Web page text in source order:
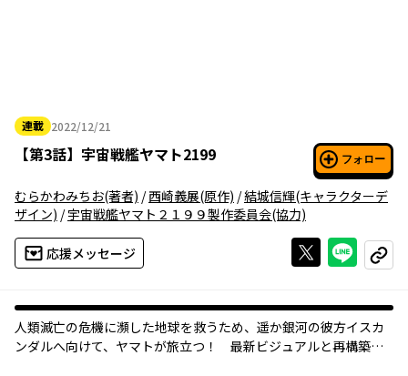
連載 2022/12/21
2022年12月21日
【第3話】 宇宙戦艦ヤマト2199 フォロー
むらかわみちお(著者) /西崎義展(原作) /結城信輝(キャラクターデ
ザイン) /宇宙戦艦ヤマト２１９９製作委員会(協力)
応援メッセージ Xで投稿する
ライン
コピー
人類滅亡の危機に瀕した地球を救うため、遥か銀河の彼方イスカ
ンダルへ向けて、ヤマトが旅立つ！ 最新ビジュアルと再構築さ